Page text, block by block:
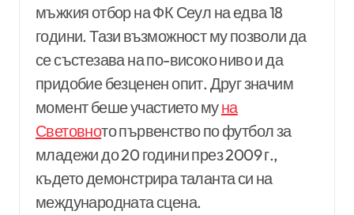
мъжкия отбор на ФК Сеул на едва 18
години. Тази възможност му позволи да
се състезава на по-високо ниво и да
придобие безценен опит. Друг значим
момент беше участието муна
Световното първенство по футбол за
младежи до 20 години през 2009 г.,
където демонстрира таланта си на
международната сцена.